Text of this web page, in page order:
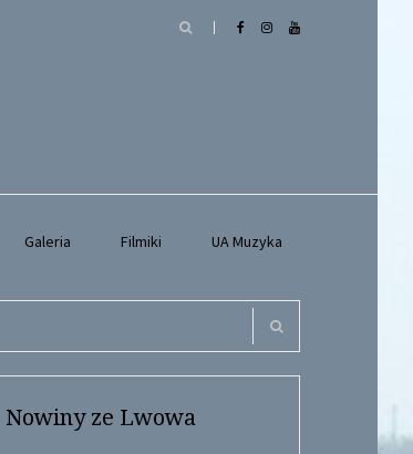
Galeria Filmiki UA Muzyka
Search
Nowiny ze Lwowa